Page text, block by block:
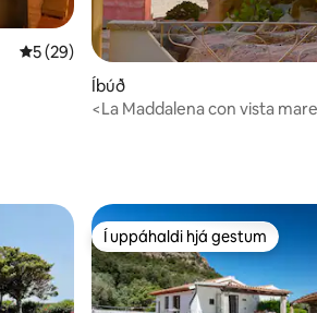
5 af 5 í meðaleinkunn, 29 umsagnir
5 (29)
Íbúð
<La Maddalena con vista
Í uppáhaldi hjá gestum
Í uppáhaldi hjá gestum